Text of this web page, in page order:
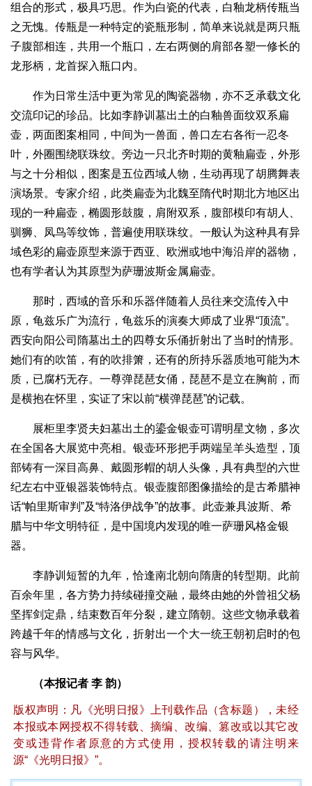
组合的形式，极具巧思。作为白瓷的代表，白釉龙柄传瓶当
之无愧。传瓶是一种特定的瓷瓶形制，简单来说就是两只瓶
子腹部相连，共用一个瓶口，左右两侧的肩部各塑一修长的
龙形柄，龙首探入瓶口内。
作为日常生活中更为常见的陶瓷器物，亦不乏承载文化
交流印记的珍品。比如李静训墓出土的白釉兽面纹双系扁
壶，两面图案相同，中间为一兽面，兽口左右各衔一忍冬
叶，外圈围绕联珠纹。旁边一只北齐时期的黄釉扁壶，外形
与之十分相似，图案是五位西域人物，生动再现了胡腾舞表
演场景。专家介绍，此类扁壶为北魏至隋代时期北方地区出
现的一种扁壶，椭圆形鼓腹，肩附双系，腹部模印有胡人、
驯狮、凤鸟等纹饰，普遍使用联珠纹。一般认为这种具有异
域色彩的扁壶原型来源于西亚、欧洲或地中海沿岸的器物，
也有学者认为其原型为萨珊波斯金属扁壶。
那时，西域的音乐和乐器伴随着人员往来交流传入中
原，龟兹乐广为流行，龟兹乐的演奏大师成了业界“顶流”。
西安向阳公司隋墓出土的四尊女乐俑折射出了当时的情形。
她们有的吹笛，有的吹排箫，还有的所持乐器质地可能为木
质，已腐朽无存。一尊弹琵琶女俑，琵琶不是立在胸前，而
是横抱在怀里，实证了宋以前“横弹琵琶”的记载。
展柜里李贤夫妇墓出土的鎏金银壶可谓明星文物，多次
在全国各大展览中亮相。银壶环形把手两端呈羊头造型，顶
部铸有一深目高鼻、戴圆形帽的胡人头像，具有典型的六世
纪左右中亚银器装饰特点。银壶腹部图像描绘的是古希腊神
话“帕里斯审判”及“特洛伊战争”的故事。此壶兼具波斯、希
腊与中华文明特征，是中国境内发现的唯一萨珊风格金银
器。
李静训短暂的九年，恰逢南北朝向隋唐的转型期。此前
百余年里，各方势力持续碰撞交融，最终由她的外曾祖父杨
坚挥剑定鼎，结束数百年分裂，建立隋朝。这些文物承载着
跨越千年的情感与文化，折射出一个大一统王朝初启时的包
容与风华。
（本报记者 李 韵）
版权声明：凡《光明日报》上刊载作品（含标题），未经
本报或本网授权不得转载、摘编、改编、篡改或以其它改
变或违背作者原意的方式使用，授权转载的请注明来
源“《光明日报》”。